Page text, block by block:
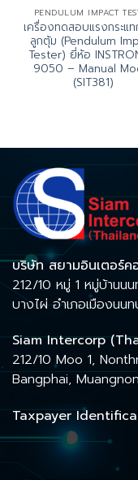
PENDULUM IMPACT
เครื่องทดสอบแรงกระแ
ลูกตุ้ม (Pendulum
Tester) ยี่ห้อ
9050 – Manual
(SIT381)
บริษัท สยามอินเตอร์ค
212/10 หมู่ 1 หมู่บ้านน
บางไผ่ อำเภอเมืองนน
Siam Intercorp
212/10 Moo 1,
Bangphai,
Taxpayer